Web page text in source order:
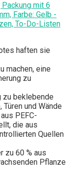
mit 6
Farbe: Gelb -
To-Do-Listen
haften sie
machen, eine
zu
zu beklebende
und Wände
PEFC-
die aus
Quellen
zu 60 % aus
Pflanze